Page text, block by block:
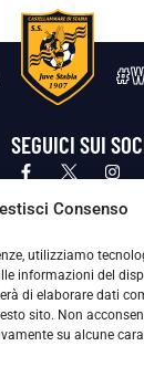
Consenso
utilizziamo
informazioni del
di elaborare dati
sito. Non
su alcune
SEGUICI SUI
Policy Cookie Policy
dei Dati Personali (DPO),
Società per tutelare i Suoi dati
contattare il DPO può scrivere a